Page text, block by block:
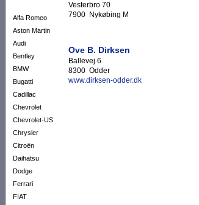
Alfa Romeo
Aston Martin
Audi
Bentley
BMW
Bugatti
Cadillac
Chevrolet
Chevrolet-US
Chrysler
Citroën
Daihatsu
Dodge
Ferrari
FIAT
Vesterbro 70
7900 Nykøbing M
Ove B. Dirksen
Ballevej 6
8300 Odder
www.dirksen-odder.dk